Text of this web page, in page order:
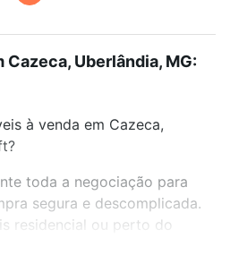
Cazeca, Uberlândia, MG:
à venda em Cazeca,
toda a negociação para
segura e descomplicada.
residencial ou perto do
venda em Cazeca,